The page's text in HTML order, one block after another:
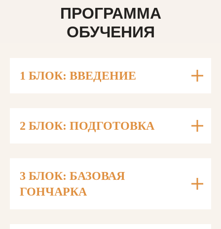
ПРОГРАММА
ОБУЧЕНИЯ
1 БЛОК: ВВЕДЕНИЕ
2 БЛОК: ПОДГОТОВКА
3 БЛОК: БАЗОВАЯ
ГОНЧАРКА